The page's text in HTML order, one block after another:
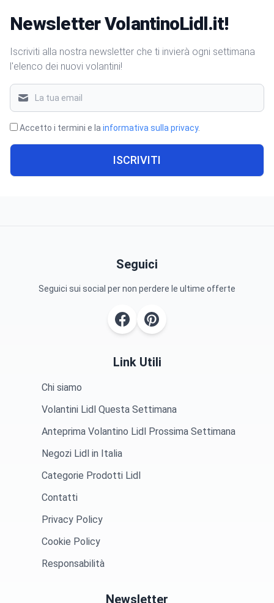
Newsletter VolantinoLidl.it!
Iscriviti alla nostra newsletter che ti invierà ogni settimana
l'elenco dei nuovi volantini!
Accetto i termini e la informativa sulla privacy.
ISCRIVITI
Seguici
Seguici sui social per non perdere le ultime offerte
Link Utili
Chi siamo
Volantini Lidl Questa Settimana
Anteprima Volantino Lidl Prossima Settimana
Negozi Lidl in Italia
Categorie Prodotti Lidl
Contatti
Privacy Policy
Cookie Policy
Responsabilità
Newsletter